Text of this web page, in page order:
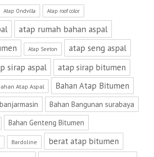
Atap Ondvilla Atap roof color
atap rumah bahan aspal
Atap Seeton atap seng aspal
sirap aspal
atap sirap bitumen
Atap Aspal Bahan Atap Bitumen
Bahan Bangunan surabaya
Bahan Genteng Bitumen
Bardoline berat atap bitumen